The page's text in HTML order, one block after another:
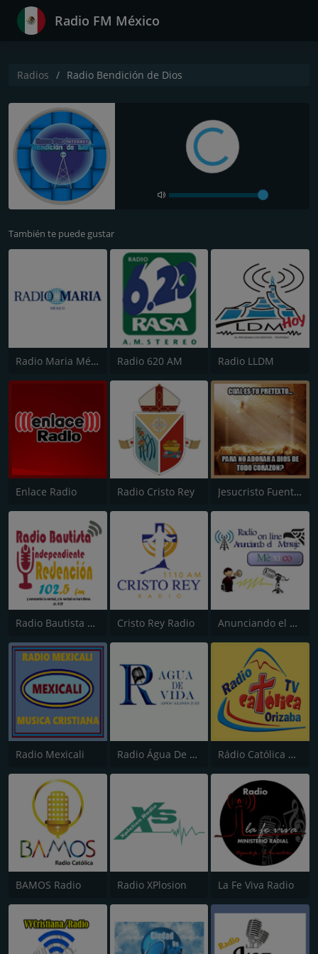
Radio FM México
Radios Radio Bendición de Dios
También te puede gustar
Radio Maria México Radio 620 AM Radio LLDM
Enlace Radio Radio Cristo Rey Jesucristo Fuente de Vida
Radio Bautista Redencion Cristo Rey Radio Anunciando el Mensaje.
Radio Mexicali Radio Água De Vida Rádio Católica Orizaba
BAMOS Radio Radio XPlosion La Fe Viva Radio